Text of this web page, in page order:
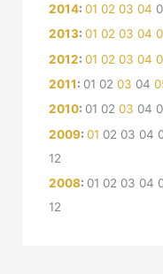
2014: 01 02 03 04
2013: 01 02 03 04
2012: 01 02 03 04
2011: 01 02 03 04
2010: 01 02 03 04
2009: 01 02 03 04
12
2008: 01 02 03 04
12